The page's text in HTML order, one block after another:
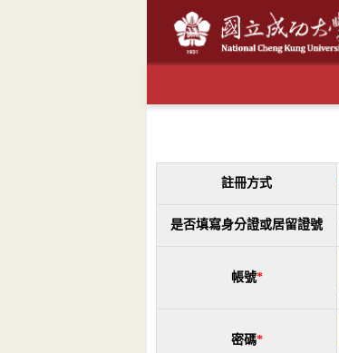
註冊方式
是否填寫身分證或居留證號
帳號*
密碼*